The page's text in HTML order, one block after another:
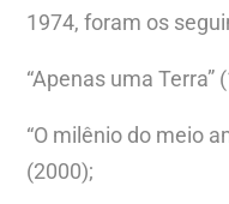
1974, foram os
“Apenas uma Terra”
“O milênio do meio
(2000);